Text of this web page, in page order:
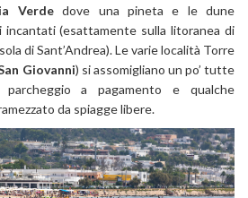
Verdedove una pineta e le dune
incantati (esattamente sulla litoranea di
di Sant’Andrea). Le varie località Torre
Giovanni) si assomigliano un po’ tutte
a pagamento e qualche
da spiagge libere.